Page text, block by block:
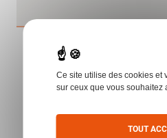
Ce site utilise des cookies et
sur ceux que vous souhaitez
TOUT